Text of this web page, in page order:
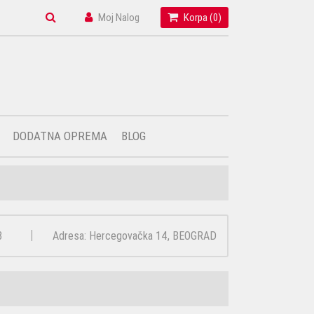
Moj Nalog Korpa (0)
DODATNA OPREMA BLOG
Adresa: Hercegovačka 14, BEOGRAD